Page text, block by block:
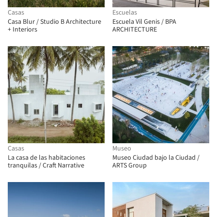
Casas
Casa Blur / Studio B Architecture
+ Interiors
Escuelas
Escuela Vil Genis / BPA
ARCHITECTURE
Casas
La casa de las habitaciones
tranquilas / Craft Narrative
Museo
Museo Ciudad bajo la Ciudad /
ARTS Group